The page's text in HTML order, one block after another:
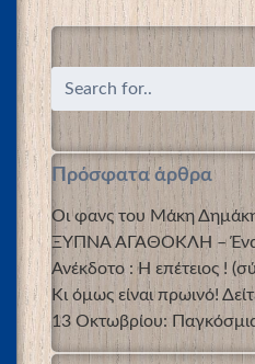
Πρόσφατα άρθρα
Οι φανς του Μάκη
ΞΥΠΝΑ ΑΓΑΘΟΚΛΗ – Ένα
Ανέκδοτο : Η επέτειος !
Κι όμως είναι πρωινό!
13 Οκτωβρίου: